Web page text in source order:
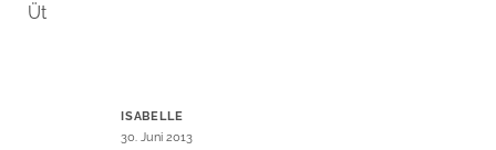
Üt
ISABELLE
30. Juni 2013